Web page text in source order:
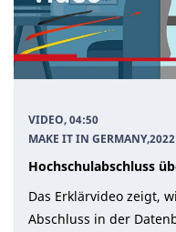
VIDEO, 04:50
MAKE IT IN GERMANY,2022
Hochschulabschluss
Das Erklärvideo zeigt,
Abschluss in der